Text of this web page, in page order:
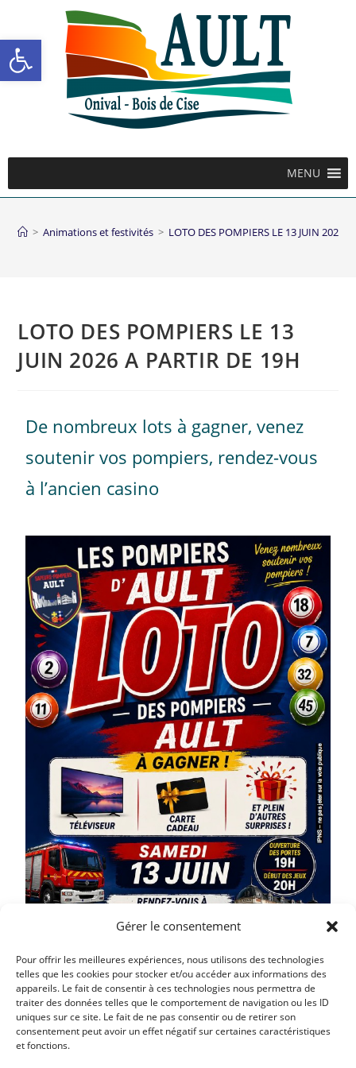
Ouvrir la barre d’outils
Gérer le consentement
Pour offrir les meilleures expériences, nous utilisons des technologies
telles que les cookies pour stocker et/ou accéder aux informations des
appareils. Le fait de consentir à ces technologies nous permettra de
traiter des données telles que le comportement de navigation ou les ID
uniques sur ce site. Le fait de ne pas consentir ou de retirer son
consentement peut avoir un effet négatif sur certaines caractéristiques
et fonctions.
MENU
> Animations et festivités > LOTO DES POMPIERS LE 13 JUIN 2026
LOTO DES POMPIERS LE 13
JUIN 2026 A PARTIR DE 19H
De nombreux lots à gagner, venez
soutenir vos pompiers, rendez-vous
à l’ancien casino
Article précédent
LA FETE DES VOISINS LE 29 MAI A PARTIR DE 19H